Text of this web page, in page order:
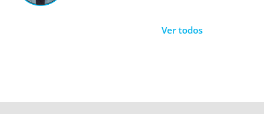
Ver todos